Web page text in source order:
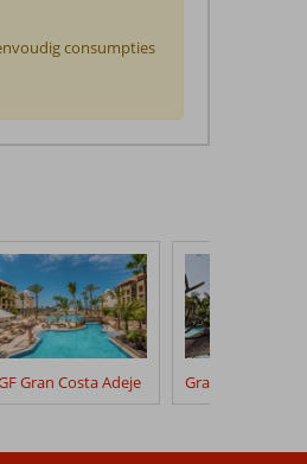
consumpties
Gran Costa Adeje